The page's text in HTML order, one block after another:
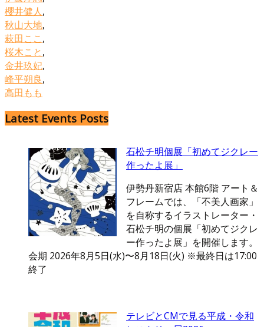
櫻井健人,
秋山大地,
萩田ここ,
桜木こと,
金井玖妃,
峰平朔良,
高田もも
Latest Events Posts
石松チ明個展「初めてジクレー
作ったよ展」
伊勢丹新宿店 本館6階 アート＆
フレームでは、「不美人画家」
を自称するイラストレーター・
石松チ明の個展「初めてジクレ
ー作ったよ展」を開催します。
会期 2026年8月5日(水)〜8月18日(火) ※最終日は17:00
終了
テレビとCMで見る平成・令和